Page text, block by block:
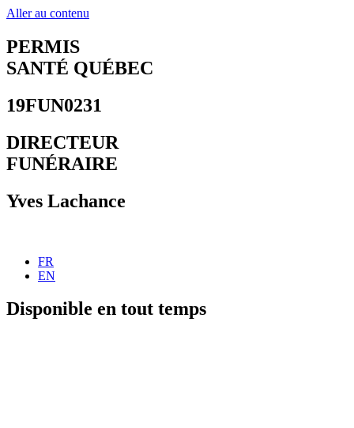
Aller au contenu
PERMIS
SANTÉ QUÉBEC
19FUN0231
DIRECTEUR
FUNÉRAIRE
Yves Lachance
FR
EN
Disponible en tout temps